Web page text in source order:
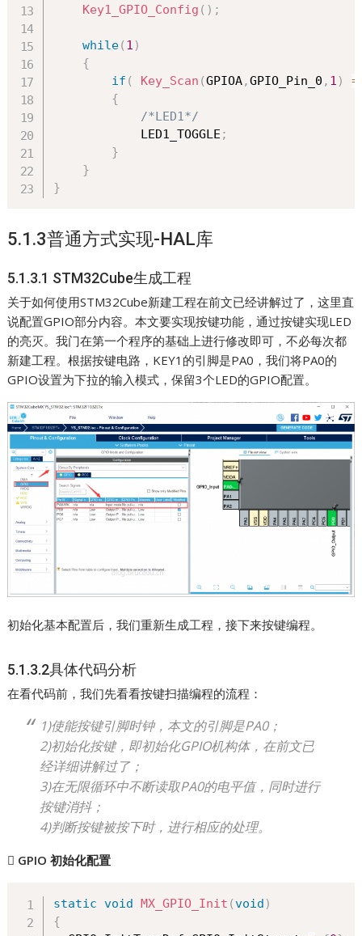
Key1_GPIO_Config ( ) ;
while( 1 )
{
if ( Key_Scan (GPIOA,GPIO_Pin_0 , 1 )
{
/*LED1*/
            LED1_TOGGLE
;
}
}
}
5.1.3普通方式实现-HAL库
5.1.3.1 STM32Cube生成工程
关于如何使用STM32Cube新建工程在前文已经讲解过了，这里直
说配置GPIO部分内容。本文要实现按键功能，通过按键实现LED
的亮灭。我门在第一个程序的基础上进行修改即可，不必每次都
新建工程。根据按键电路，KEY1的引脚是PA0，我们将PA0的
GPIO设置为下拉的输入模式，保留3个LED的GPIO配置。
初始化基本配置后，我们重新生成工程，接下来按键编程。
5.1.3.2具体代码分析
在看代码前，我们先看看按键扫描编程的流程：
1)使能按键引脚时钟，本文的引脚是PA0；
2)初始化按键，即初始化GPIO机构体，在前文已
经详细讲解过了；
3)在无限循环中不断读取PA0的电平值，同时进行
按键消抖；
4)判断按键被按下时，进行相应的处理。
 GPIO 初始化配置
static void MX_GPIO_Init (void )
{